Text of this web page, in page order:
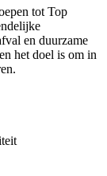
tot Top
en duurzame
het doel is om in